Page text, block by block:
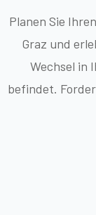
Planen Sie Ihren
Graz und
Wechsel in
befindet.